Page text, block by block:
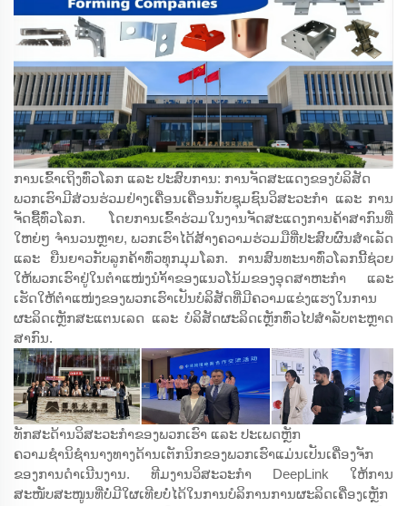
ການເຂົ້າເຖິງທົ່ວໂລກ ແລະ ປະສົບການ: ການຈັດສະແດງຂອງບໍລິສັດ
ພວກເຮົາມີສ່ວນຮ່ວມຢ່າງເຄື່ອນເຄື່ອນກັບຊຸມຊົນວິສະວະກຳ ແລະ ການ
ຈັດຊື້ທົ່ວໂລກ. ໂດຍການເຂົ້າຮ່ວມໃນງານຈັດສະແດງການຄ້າສາກົນທີ່
ໃຫຍ່ໆ ຈຳນວນຫຼາຍ, ພວກເຮົາໄດ້ສ້າງຄວາມຮ່ວມມືທີ່ປະສົບຜົນສຳເລັດ
ແລະ ຍືນຍາວກັບລູກຄ້າທົ່ວທຸກມຸມໂລກ. ການສົນທະນາທົ່ວໂລກນີ້ຊ່ວຍ
ໃຫ້ພວກເຮົາຢູ່ໃນຕຳແໜ່ງນຳ້້າຂອງແນວໂນ້ມຂອງອຸດສາຫະກຳ ແລະ
ເຮັດໃຫ້ຕຳແໜ່ງຂອງພວກເຮົາເປັນບໍລິສັດທີ່ມີຄວາມແຂ່ງແຮງໃນການ
ຜະລິດເຫຼັກສະແຕນເລດ ແລະ ບໍລິສັດຜະລິດເຫຼັກທົ່ວໄປສຳລັບຕະຫຼາດ
ສາກົນ.
ທັກສະດ້ານວິສະວະກຳຂອງພວກເຮົາ ແລະ ປະເພດຫຼັກ
ຄວາມຊຳນິຊຳນາງທາງດ້ານເຕັກນິກຂອງພວກເຮົາແມ່ນເປັນເຄື່ອງຈັກ
ຂອງການດຳເນີນງານ. ທີມງານວິສະວະກຳ DeepLink ໃຫ້ການ
ສະໜັບສະໜູນທີ່ບໍ່ມີໃຜເທີຍບໍ່ໄດ້ໃນການບໍລິການການຜະລິດເຄື່ອງເຫຼັກ